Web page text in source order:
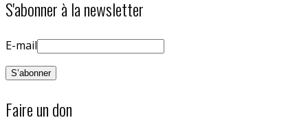
S'abonner à la newsletter
E-mail
Faire un don